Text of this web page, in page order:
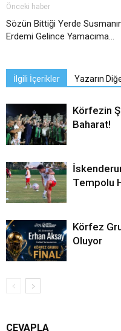
Önceki haber
Sözün Bittiği Yerde
Erdemi Gelince Yamacıma…
İlgili İçerikler Yazarın
Körfezin
Baharat!
Tempolu
Körfez
Oluyor
CEVAPLA